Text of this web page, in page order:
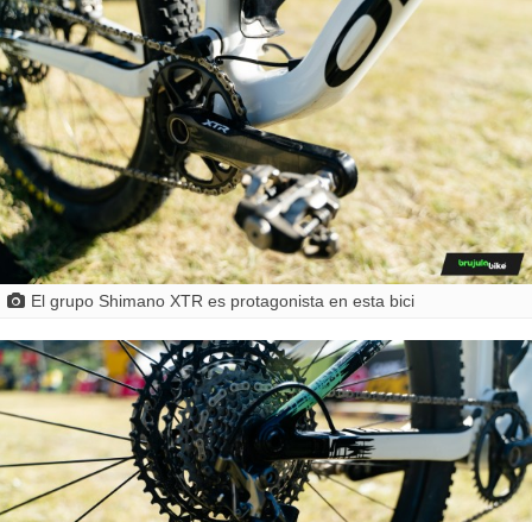
El grupo Shimano XTR es protagonista en esta bici